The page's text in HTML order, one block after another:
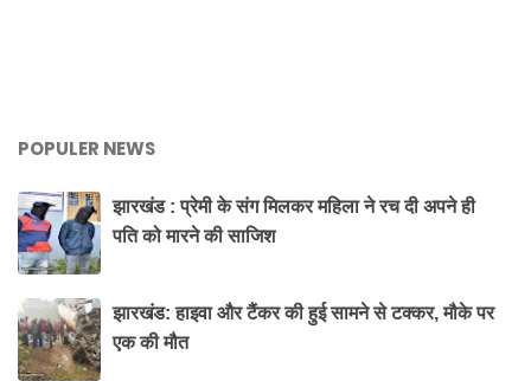
POPULER NEWS
झारखंड : प्रेमी के संग मिलकर महिला ने रच दी अपने ही
पति को मारने की साजिश
झारखंड: हाइवा और टैंकर की हुई सामने से टक्कर, मौके पर
एक की मौत